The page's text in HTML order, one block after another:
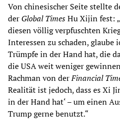
Von chinesischer Seite stellte
der Global TimesHu Xijin fest:
diesen völlig verpfuschten
Interessen zu schaden, glaube
Trümpfe in der Hand hat, die
die USA weit weniger
Rachman von derFinancial
Realität ist jedoch, dass es Xi
in der Hand hat‘ – um einen
Trump gerne benutzt.“